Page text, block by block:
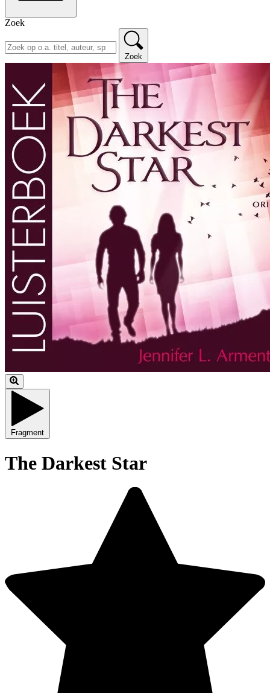
Zoek
Zoek
Fragment
The Darkest Star